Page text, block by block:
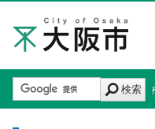
検索